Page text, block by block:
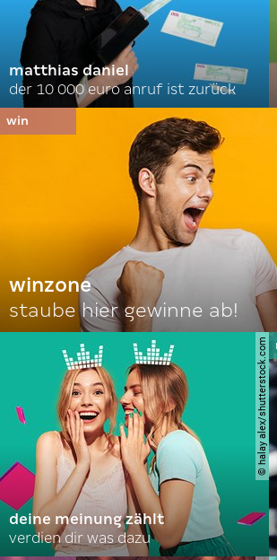
matthias daniel
der 10 000 euro anruf ist zurück
winzone
staube hier gewinne ab!
© halay alex/shutterstock.com
deine meinung zählt
verdien dir was dazu